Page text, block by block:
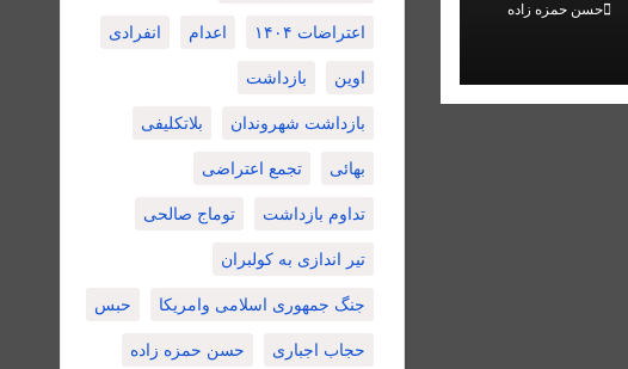
حسن حمزه زاده
اعتراضات ۱۴۰۴ اعدام انفرادی
اوین بازداشت
بازداشت شهروندان بلاتکلیفی
بهائی تجمع اعتراضی
تداوم بازداشت توماج صالحی
تیر اندازی به کولبران
جنگ جمهوری اسلامی وامریکا حبس
حجاب اجباری حسن حمزه زاده